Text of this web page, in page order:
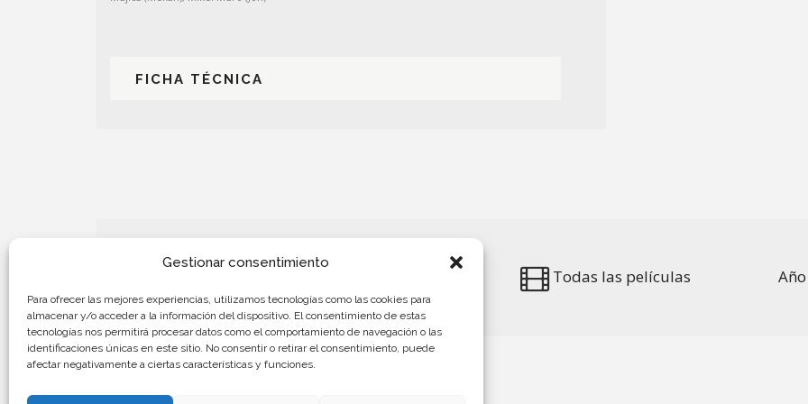
Gestionar consentimiento
Para ofrecer las mejores experiencias, utilizamos tecnologías como las cookies para
almacenar y/o acceder a la información del dispositivo. El consentimiento de estas
tecnologías nos permitirá procesar datos como el comportamiento de navegación o las
identificaciones únicas en este sitio. No consentir o retirar el consentimiento, puede
afectar negativamente a ciertas características y funciones.
FICHA TÉCNICA
Todas las películas